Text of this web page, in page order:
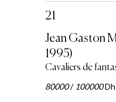
21
Jean Gaston
1995)
Cavaliers de
80000/ 100000